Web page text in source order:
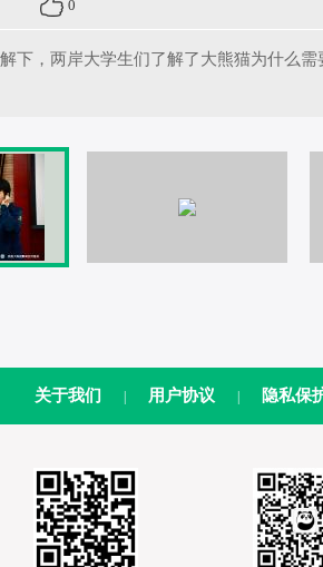
0
下，两岸大学生们了解了大熊猫为什么需
关于我们 用户协议 隐私保